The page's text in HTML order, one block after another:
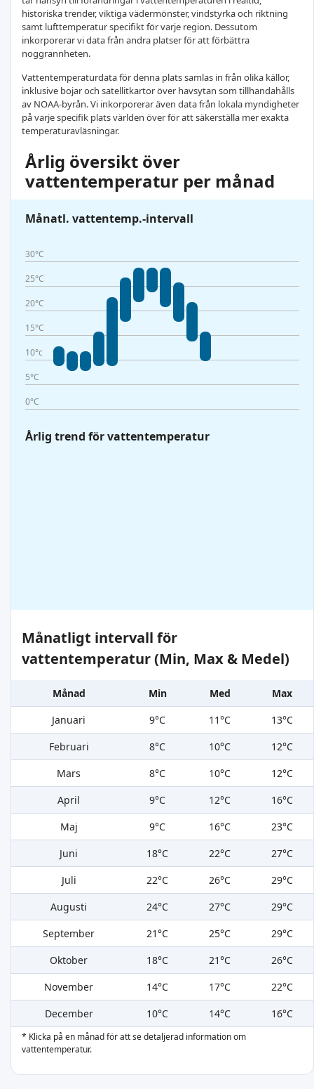
historiska trender, viktiga vädermönster, vindstyrka och riktning
samt lufttemperatur specifikt för varje region. Dessutom
inkorporerar vi data från andra platser för att förbättra
noggrannheten.
Vattentemperaturdata för denna plats samlas in från olika källor,
inklusive bojar och satellitkartor över havsytan som tillhandahålls
av NOAA-byrån. Vi inkorporerar även data från lokala myndigheter
på varje specifik plats världen över för att säkerställa mer exakta
temperaturavläsningar.
Årlig översikt över
vattentemperatur per månad
Månatl. vattentemp.-intervall
30°C
25°C
20°C
15°C
10°c
5°C
0°C
Årlig trend för vattentemperatur
Månatligt intervall för
vattentemperatur (Min, Max & Medel)
Månad Min Med
Max
Januari
9°C 11°C
13°C
Februari
8°C 10°C
12°C
Mars
8°C 10°C
12°C
April
9°C 12°C
16°C
Maj
9°C 16°C
23°C
Juni
18°C 22°C
27°C
Juli
22°C 26°C
29°C
Augusti
24°C 27°C
29°C
September
21°C 25°C
29°C
Oktober
18°C 21°C
26°C
November
14°C 17°C
22°C
December
10°C 14°C 16°C
* Klicka på en månad för att se detaljerad information om
vattentemperatur.